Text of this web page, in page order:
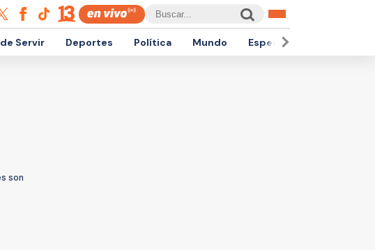
Servir Deportes Política Mundo Espectáculos
son